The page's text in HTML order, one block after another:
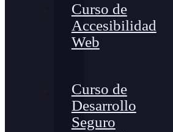
Curso de
Accesibilidad
Web
Curso de
Desarrollo
Seguro